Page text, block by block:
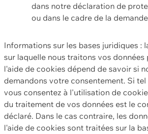
dans notre déclaration de
ou dans le cadre de la
Informations sur les bases juridiques :
sur laquelle nous traitons vos données
l'aide de cookies dépend de savoir si
demandons votre consentement. Si
vous consentez à l'utilisation de
du traitement de vos données est le
déclaré. Dans le cas contraire, les
l'aide de cookies sont traitées sur la